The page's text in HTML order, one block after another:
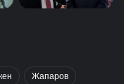
Жапаров